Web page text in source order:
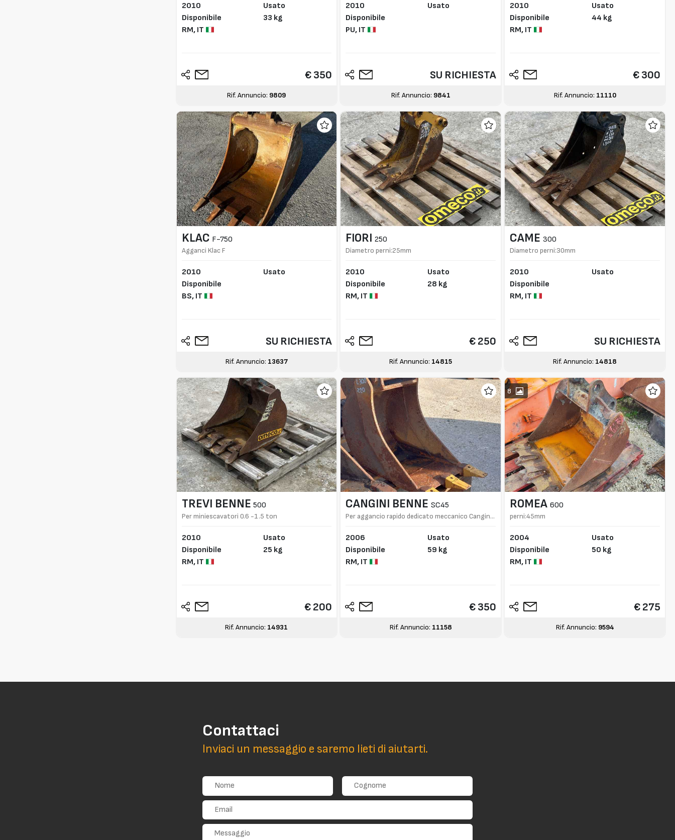
2010
Disponibile
RM,IT
Usato
33 kg
€ 350
Rif. Annuncio: 9809
2010
Disponibile
PU, IT
Usato
SU RICHIESTA
Rif. Annuncio: 9841
2010
Disponibile
RM, IT
Usato
44 kg
€ 300
Rif. Annuncio: 11110
KLAC F-750
Agganci Klac F
2010
Disponibile
BS,IT
Usato
SU RICHIESTA
Rif. Annuncio: 13637
FIORI 250
Diametro perni:25mm
2010
Disponibile
RM, IT
Usato
28 kg
€ 250
Rif. Annuncio: 14815
CAME 300
Diametro perni:30mm
2010
Disponibile
RM, IT
Usato
SU RICHIESTA
Rif. Annuncio: 14818
TREVI BENNE 500
Per miniescavatori 0.6 -1.5 ton
2010
Disponibile
RM,IT
Usato
25 kg
€ 200
Rif. Annuncio: 14931
CANGINI BENNE SC45
Per aggancio rapido dedicato meccanico Cangini
2006
Disponibile
RM, IT
Usato
59 kg
€ 350
Rif. Annuncio: 11158
8
ROMEA 600
perni:45mm
2004
Disponibile
RM, IT
Usato
50 kg
€ 275
Rif. Annuncio: 9594
Contattaci
Inviaci un messaggio e saremo lieti di aiutarti.